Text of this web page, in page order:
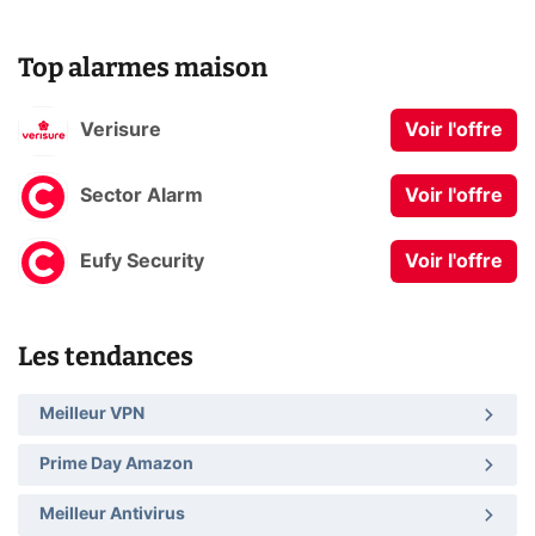
Top alarmes maison
Verisure Voir l'offre
Sector Alarm Voir l'offre
Eufy Security Voir l'offre
Les tendances
Meilleur VPN
Prime Day Amazon
Meilleur Antivirus